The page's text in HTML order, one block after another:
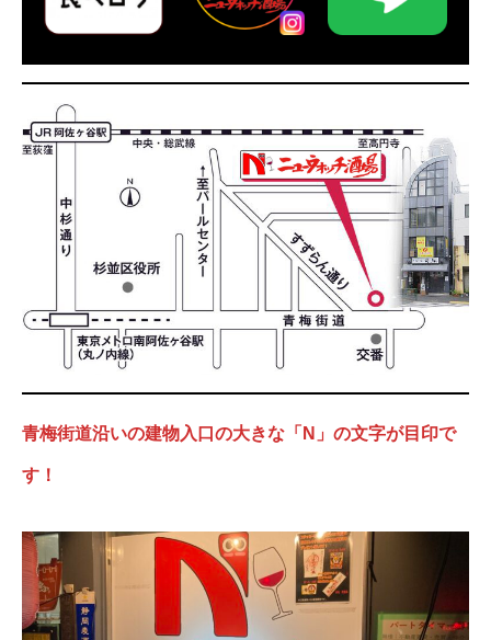
青梅街道沿いの建物入口の大きな「N」の文字が目印で
す！